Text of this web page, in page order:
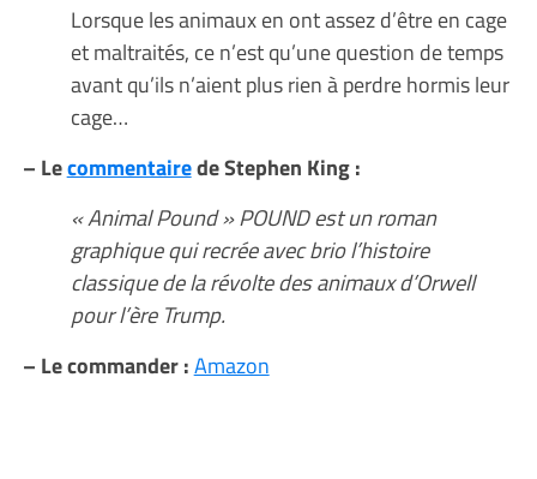
Lorsque les animaux en ont assez d’être en cage
et maltraités, ce n’est qu’une question de temps
avant qu’ils n’aient plus rien à perdre hormis leur
cage…
– Lecommentairede Stephen King :
« Animal Pound » POUND est un roman
graphique qui recrée avec brio l’histoire
classique de la révolte des animaux d’Orwell
pour l’ère Trump.
– Le commander :Amazon